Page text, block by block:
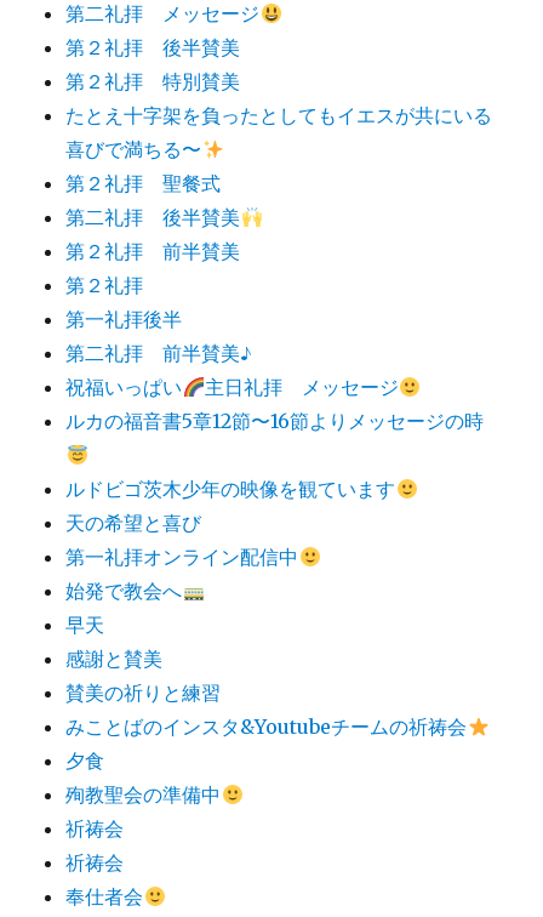
第二礼拝 メッセージ
第２礼拝 後半賛美
第２礼拝 特別賛美
たとえ十字架を負ったとしてもイエスが共にいる
喜びで満ちる〜
第２礼拝 聖餐式
第二礼拝 後半賛美
第２礼拝 前半賛美
第２礼拝
第一礼拝後半
第二礼拝 前半賛美♪
祝福いっぱい
主日礼拝 メッセージ
ルカの福音書5章12節〜16節よりメッセージの時
ルドビゴ茨木少年の映像を観ています
天の希望と喜び
第一礼拝オンライン配信中
始発で教会へ
早天
感謝と賛美
賛美の祈りと練習
みことばのインスタ&Youtubeチームの祈祷会
夕食
殉教聖会の準備中
祈祷会
祈祷会
奉仕者会